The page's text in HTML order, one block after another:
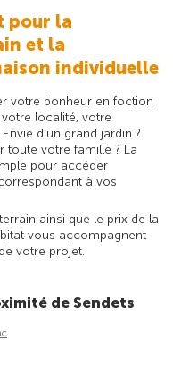
pour la
et la
individuelle
votre bonheur en foction
localité, votre
d'un grand jardin ?
toute votre famille ? La
pour accéder
à vos
ainsi que le prix de la
vous accompagnent
votre projet.
de Sendets